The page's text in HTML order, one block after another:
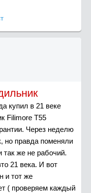
купил в 21 веке
Filimore T55
Через неделю
но правда поменяли
же не рабочий.
21 века. И вот
и тот же
( проверяем каждый